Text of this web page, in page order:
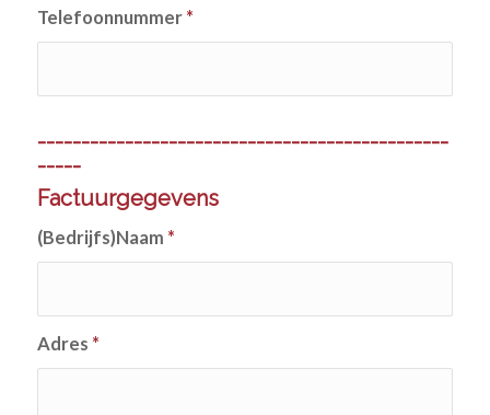
Telefoonnummer *
-----------------------------------------------
-----
Factuurgegevens
(Bedrijfs)Naam *
Adres *